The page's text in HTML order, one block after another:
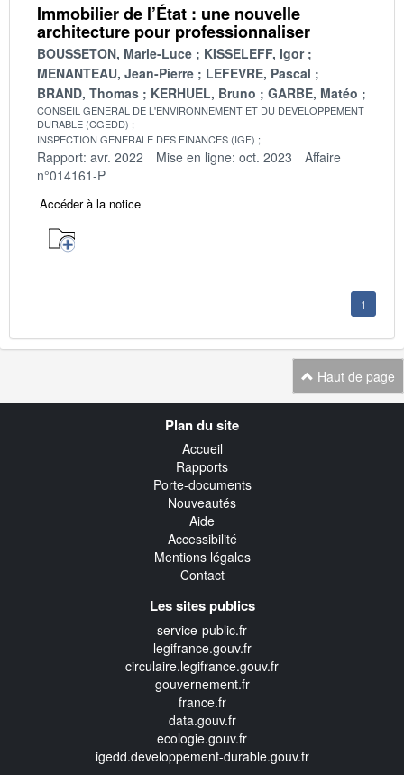
Immobilier de l’État : une nouvelle
architecture pour professionnaliser
BOUSSETON, Marie-Luce
KISSELEFF, Igor
MENANTEAU, Jean-Pierre
LEFEVRE, Pascal
BRAND, Thomas
KERHUEL, Bruno GARBE, Matéo
CONSEIL GENERAL DE L'ENVIRONNEMENT ET DU DEVELOPPEMENT
DURABLE (CGEDD)
INSPECTION GENERALE DES FINANCES (IGF)
Rapport: avr. 2022 Mise en ligne: oct. 2023
Affaire
n°014161-P
Accéder à la notice
1
Haut de page
Plan du site
Accueil
Rapports
Porte-documents
Nouveautés
Aide
Accessibilité
Mentions légales
Contact
Les sites publics
service-public.fr
legifrance.gouv.fr
circulaire.legifrance.gouv.fr
gouvernement.fr
france.fr
data.gouv.fr
ecologie.gouv.fr
igedd.developpement-durable.gouv.fr